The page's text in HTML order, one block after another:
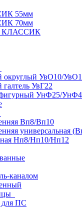
55мм
70мм
КЛАССИК
округлый УвО10/
УвГ22
УнФ25/
Вп8/Вп10
универсальная
Нп8/Нп10/Нп12
каналом
ПС